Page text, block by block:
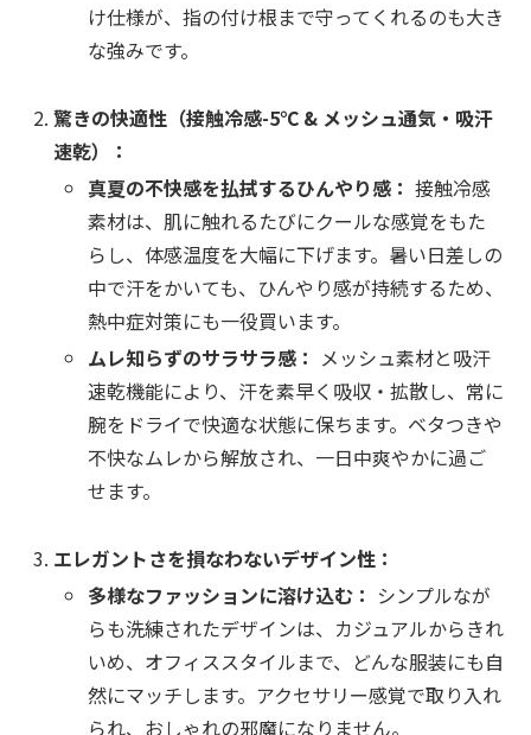
け仕様が、指の付け根まで守ってくれるのも大き
な強みです。
驚きの快適性（接触冷感-5℃ & メッシュ通気・吸汗
速乾）：
真夏の不快感を払拭するひんやり感： 接触冷感
素材は、肌に触れるたびにクールな感覚をもた
らし、体感温度を大幅に下げます。暑い日差しの
中で汗をかいても、ひんやり感が持続するため、
熱中症対策にも一役買います。
ムレ知らずのサラサラ感： メッシュ素材と吸汗
速乾機能により、汗を素早く吸収・拡散し、常に
腕をドライで快適な状態に保ちます。ベタつきや
不快なムレから解放され、一日中爽やかに過ご
せます。
エレガントさを損なわないデザイン性：
多様なファッションに溶け込む： シンプルなが
らも洗練されたデザインは、カジュアルからきれ
いめ、オフィススタイルまで、どんな服装にも自
然にマッチします。アクセサリー感覚で取り入れ
られ、おしゃれの邪魔になりません。